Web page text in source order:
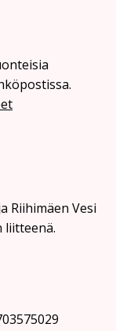
Riihimäen Vesi
liitteenä.